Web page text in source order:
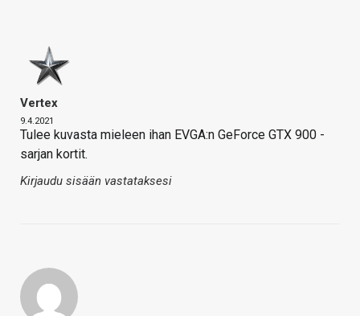
Vertex
9.4.2021
Tulee kuvasta mieleen ihan EVGA:n GeForce GTX 900 -
sarjan kortit.
Kirjaudu sisään vastataksesi